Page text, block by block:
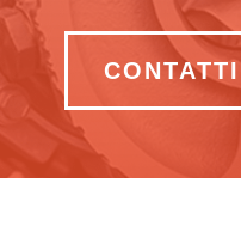
CONTATTI